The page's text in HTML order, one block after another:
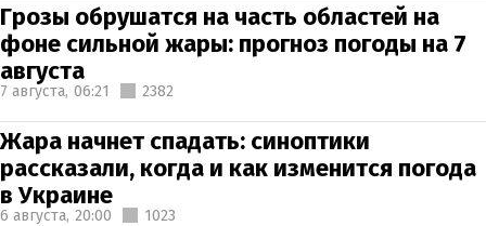
Грозы обрушатся на часть областей на
фоне сильной жары: прогноз погоды на 7
августа
7 августа, 06:21 2382
Жара начнет спадать: синоптики
рассказали, когда и как изменится погода
в Украине
6 августа, 20:00 1023